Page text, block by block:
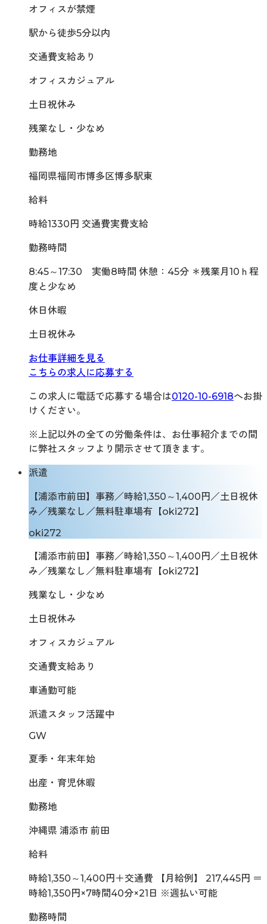
オフィスが禁煙
駅から徒歩5分以内
交通費支給あり
オフィスカジュアル
土日祝休み
残業なし・少なめ
勤務地
福岡県福岡市博多区博多駅東
給料
時給1330円 交通費実費支給
勤務時間
8:45～17:30 実働8時間 休憩：45分 ＊残業月10ｈ程
度と少なめ
休日休暇
土日祝休み
お仕事詳細を見る
こちらの求人に応募する
この求人に電話で応募する場合は0120-10-6918へお掛
けください。
※上記以外の全ての労働条件は、お仕事紹介までの間
に弊社スタッフより開示させて頂きます。
派遣
【浦添市前田】事務／時給1,350～1,400円／土日祝休
み／残業なし／無料駐車場有【oki272】
oki272
【浦添市前田】事務／時給1,350～1,400円／土日祝休
み／残業なし／無料駐車場有【oki272】
残業なし・少なめ
土日祝休み
オフィスカジュアル
交通費支給あり
車通勤可能
派遣スタッフ活躍中
GW
夏季・年末年始
出産・育児休暇
勤務地
沖縄県 浦添市 前田
給料
時給1,350～1,400円＋交通費 【月給例】 217,445円 ＝
時給1,350円×7時間40分×21日 ※週払い可能
勤務時間